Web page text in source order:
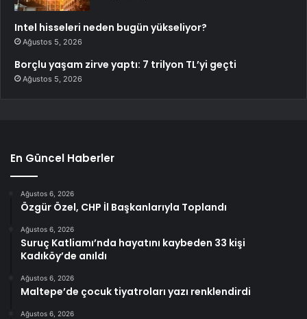
Intel hisseleri neden bugün yükseliyor?
Ağustos 5, 2026
Borçlu yaşam zirve yaptı: 7 trilyon TL’yi geçti
Ağustos 5, 2026
En Güncel Haberler
Ağustos 6, 2026
Özgür Özel, CHP İl Başkanlarıyla Toplandı
Ağustos 6, 2026
Suruç Katliamı’nda hayatını kaybeden 33 kişi
Kadıköy’de anıldı
Ağustos 6, 2026
Maltepe’de çocuk tiyatroları yazı renklendirdi
Ağustos 6, 2026